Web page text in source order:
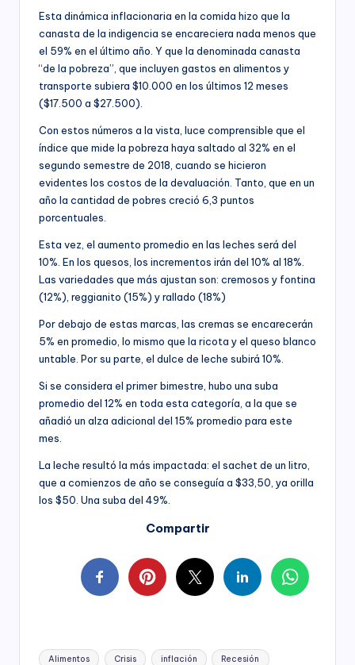
Esta dinámica inflacionaria en la comida hizo que la
canasta de la indigencia se encareciera nada menos que
el 59% en el último año. Y que la denominada canasta
“de la pobreza”, que incluyen gastos en alimentos y
transporte subiera $10.000 en los últimos 12 meses
($17.500 a $27.500).
Con estos números a la vista, luce comprensible que el
índice que mide la pobreza haya saltado al 32% en el
segundo semestre de 2018, cuando se hicieron
evidentes los costos de la devaluación. Tanto, que en un
año la cantidad de pobres creció 6,3 puntos
porcentuales.
Esta vez, el aumento promedio en las leches será del
10%. En los quesos, los incrementos irán del 10% al 18%.
Las variedades que más ajustan son: cremosos y fontina
(12%), reggianito (15%) y rallado (18%)
Por debajo de estas marcas, las cremas se encarecerán
5% en promedio, lo mismo que la ricota y el queso blanco
untable. Por su parte, el dulce de leche subirá 10%.
Si se considera el primer bimestre, hubo una suba
promedio del 12% en toda esta categoría, a la que se
añadió un alza adicional del 15% promedio para este
mes.
La leche resultó la más impactada: el sachet de un litro,
que a comienzos de año se conseguía a $33,50, ya orilla
los $50. Una suba del 49%.
Compartir
Tags:
Alimentos Crisis inflación Recesión